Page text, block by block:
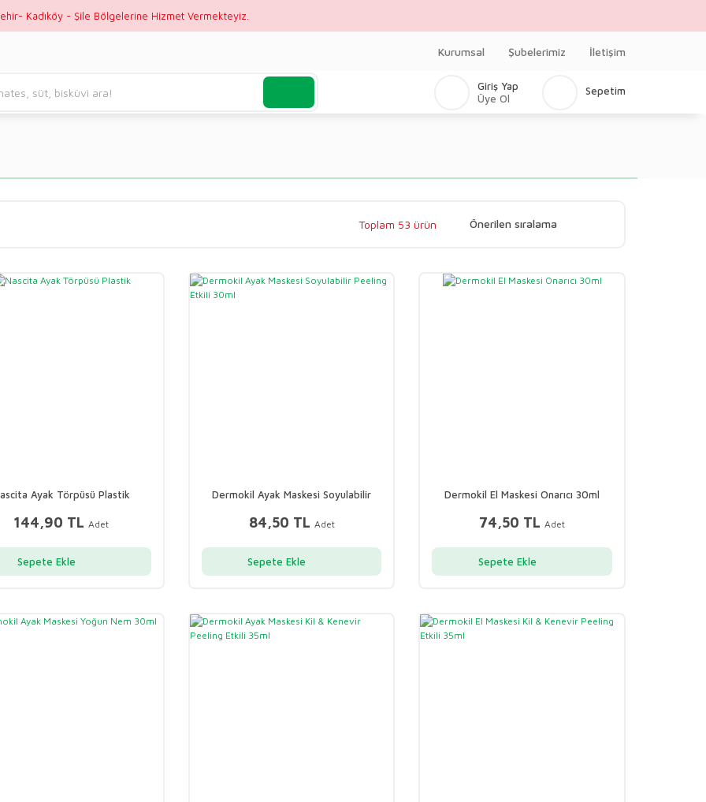
Kadıköy - Şile Bölgelerine Hizmet Vermekteyiz.
Kurumsal Şubelerimiz İletişim
Giriş Yap
Üye Ol
Sepetim
Toplam 53 ürün
Ayak Törpüsü Plastik
144,90 TLAdet
Sepete Ekle
Dermokil Ayak Maskesi Soyulabilir
84,50 TL Adet
Sepete Ekle
Dermokil El Maskesi Onarıcı 30ml
74,50 TLAdet
Sepete Ekle